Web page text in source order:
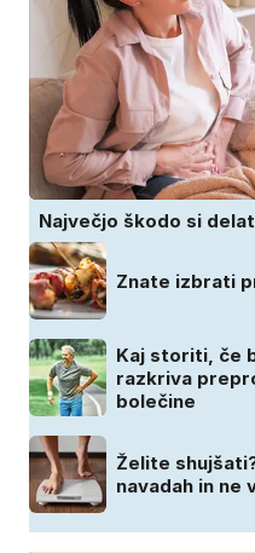
Največjo škodo si
Znate izbrati
Kaj storiti, če
razkriva
bolečine
Želite
navadah in ne